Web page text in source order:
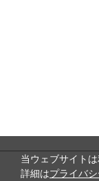
当ウェブサイト
詳細はプライバ